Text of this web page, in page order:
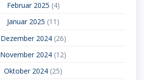
Februar 2025 (4)
Januar 2025 (11)
Dezember 2024(26)
November 2024 (12)
Oktober 2024 (25)